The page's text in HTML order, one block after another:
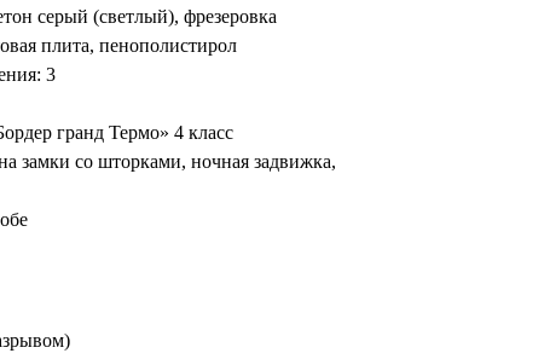
серый (светлый), фрезеровка
плита, пенополистирол
3
гранд Термо» 4 класс
замки со шторками, ночная задвижка,